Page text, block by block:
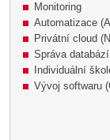
Monitoring
Automatizace
Privátní cloud
Správa
Individuální
Vývoj softwaru